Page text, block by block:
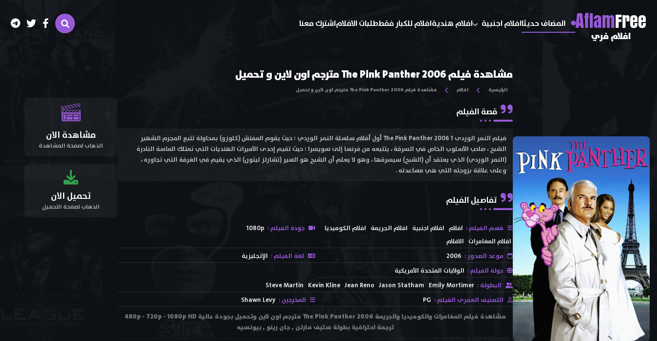
AflamFree
افلام فري
المضاف حديثاافلام اجنبية افلام هنديةافلام للكبار فقططلبات الافلاماشترك معنا
مشاهدة فيلم The Pink Panther 2006 مترجم اون لاين و تحميل
الرئيسية افلام مشاهدة فيلم The Pink Panther 2006 مترجم اون لاين و تحميل
قصة الفيلم
فيلم النمر الوردى 1 The Pink Panther 2006 أول أفلام سلسلة النمر الوردي ؛ حيث يقوم المفتش (كلوزو) بمحاولة تتبع المجرم الشهير
الشبح ، صاحب الأسلوب الخاص في السرقة ، يتتبعه من فرنسا إلى سويسرا ؛ حيث تقيم إحدى الأميرات الهنديات التي تمتلك الماسة النادرة
(النمر الوردي) الذي يعتقد أن (الشبح) سيسرقها ، وهو لا يعلم أن الشبح هو السير (تشارلز ليتون) الذي يقيم في الغرفة التي تجاوره ،
وعلى علاقة بزوجته التي هي مساعدته .
تفاصيل الفيلم
قسم الفيلم : افلام افلام اجنبية افلام الجريمة افلام الكوميديا
افلام المغامرات الافلام
جودة الفيلم : 1080p
موعد الصدور : 2006 لغة الفيلم : الإنجليزية
دولة الفيلم : الولايات المتحدة الأمريكية
البطولة : Emily Mortimer
Jason Statham
Jean Reno
Kevin Kline
Steve Martin
التصنيف العمرى الفيلم : PG المخرجين : Shawn Levy
مشاهدة فيلم المغامرات والكوميديا والجريمة The Pink Panther 2006 مترجم اون لاين وتحميل بجودة عالية 480p - 720p - 1080p HD
ترجمة احترافية بطولة ستيف مارتن , جان رينو , بيونسيه
مشاهدة الان
الذهاب لصفحة المشاهدة
تحميل الان
الذهاب لصفحة التحميل